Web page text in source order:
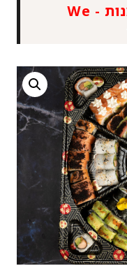
הסניף כרגע סגור להזמנות - We